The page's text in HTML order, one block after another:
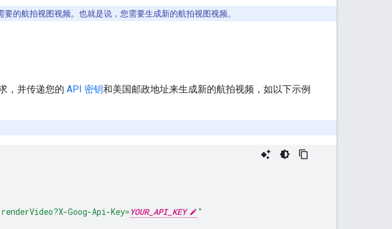
要的航拍视图视频。也就是说，您需要生成新的航拍视图视频。
，并传递您的 API 密钥和美国邮政地址来生成新的航拍视频，如以下示例
Goog-Api-Key= YOUR_API_KEY "